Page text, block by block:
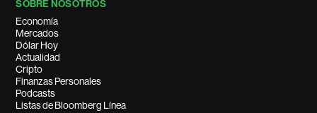
SOBRE NOSOTROS
Economía
Mercados
Dólar Hoy
Actualidad
Cripto
Finanzas Personales
Podcasts
Listas de Bloomberg Línea